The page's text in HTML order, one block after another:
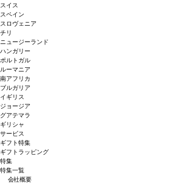
スイス
スペイン
スロヴェニア
チリ
ニュージーランド
ハンガリー
ポルトガル
ルーマニア
南アフリカ
ブルガリア
イギリス
ジョージア
グアテマラ
ギリシャ
サービス
ギフト特集
ギフトラッピング
特集
特集一覧
会社概要